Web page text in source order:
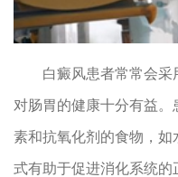
白癜风患者常常会采
对肠胃的健康十分有益
素和抗氧化剂的食物，
式有助于促进消化系统的